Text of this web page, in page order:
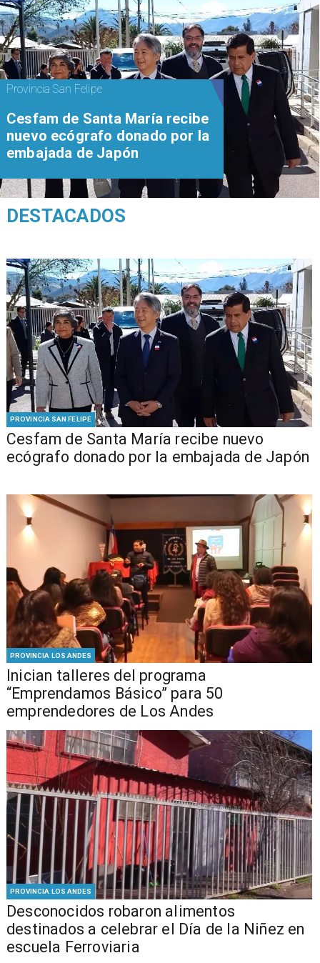
PROVINCIA SAN FELIPE
Cesfam de Santa María recibe nuevo
ecógrafo donado por la embajada de Japón
PROVINCIA LOS ANDES
Inician talleres del programa
“Emprendamos Básico” para 50
emprendedores de Los Andes
PROVINCIA LOS ANDES
Desconocidos robaron alimentos
destinados a celebrar el Día de la Niñez en
escuela Ferroviaria
Provincia San Felipe
Cesfam de Santa María recibe
nuevo ecógrafo donado por la
embajada de Japón
DESTACADOS